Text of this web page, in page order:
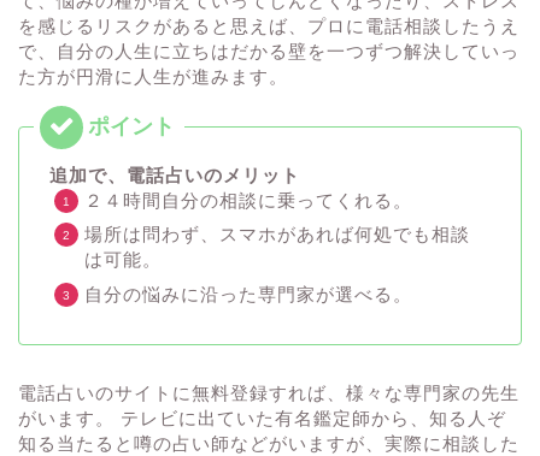
を感じるリスクがあると思えば、プロに電話相談したうえ
で、自分の人生に立ちはだかる壁を一つずつ解決していっ
た方が円滑に人生が進みます。
追加で、電話占いのメリット
２４時間自分の相談に乗ってくれる。
場所は問わず、スマホがあれば何処でも相談
は可能。
自分の悩みに沿った専門家が選べる。
電話占いのサイトに無料登録すれば、様々な専門家の先生
がいます。 テレビに出ていた有名鑑定師から、知る人ぞ
知る当たると噂の占い師などがいますが、実際に相談した